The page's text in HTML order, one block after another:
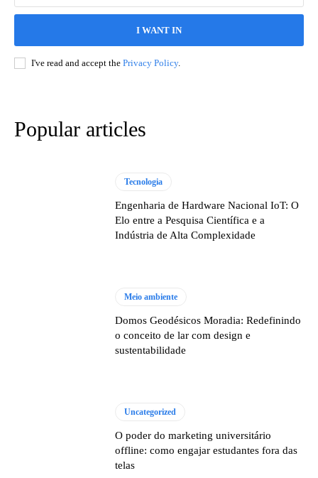
I WANT IN
I've read and accept the Privacy Policy.
Popular articles
Tecnologia
Engenharia de Hardware Nacional IoT: O
Elo entre a Pesquisa Científica e a
Indústria de Alta Complexidade
Meio ambiente
Domos Geodésicos Moradia: Redefinindo
o conceito de lar com design e
sustentabilidade
Uncategorized
O poder do marketing universitário
offline: como engajar estudantes fora das
telas